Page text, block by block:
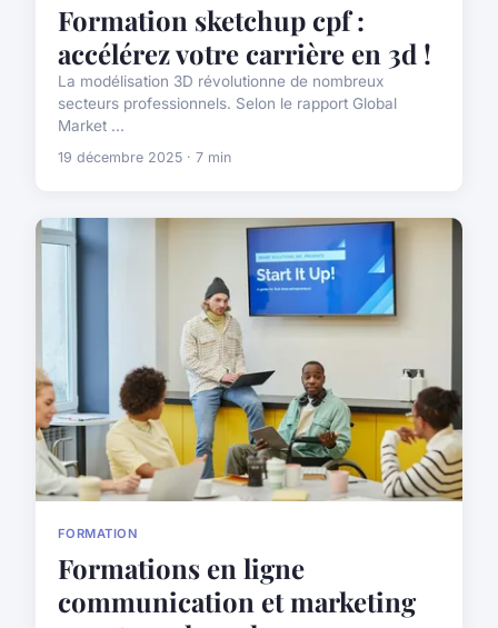
Formation sketchup cpf :
accélérez votre carrière en 3d !
La modélisation 3D révolutionne de nombreux
secteurs professionnels. Selon le rapport Global
Market ...
19 décembre 2025 · 7 min
FORMATION
Formations en ligne
communication et marketing